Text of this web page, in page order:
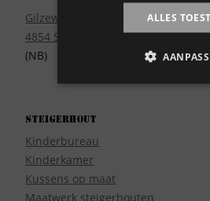
Gilzeweg 17
4854 SE Bavel
(NB)
Wie
Steigerhout
Kinderbureau
Kinderkamer
Kussens op maat
Maatwerk steigerhouten
ALLES